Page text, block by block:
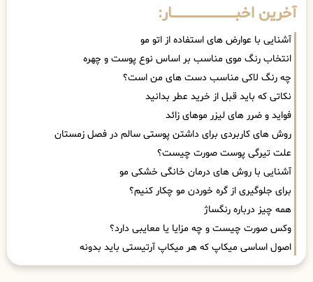
آخرین اخبــــــــــــــــــــــــــــــار:
آشنایی با عوارض های استفاده از اتو مو
انتخاب رنگ موی مناسب بر اساس نوع پوست و چهره
چه رنگ لاکی مناسب دست های من است؟
نکاتی که باید قبل از خرید عطر بدانید
فواید و ضرر های لیزر موهای زائد
روش های کاربردی برای داشتن پوستی سالم در فصل زمستان
علت تیرگی پوست صورت چیست؟
آشنایی با روش های درمان خانگی خشکی مو
برای جلوگیری از گره خوردن مو چکار کنیم؟
همه چیز درباره رنگساژ
وکس صورت چیست و چه مزایا یا معایبی دارد؟
اصول اساسی میکاپ که هر میکاپ آرتیستی باید بدونه